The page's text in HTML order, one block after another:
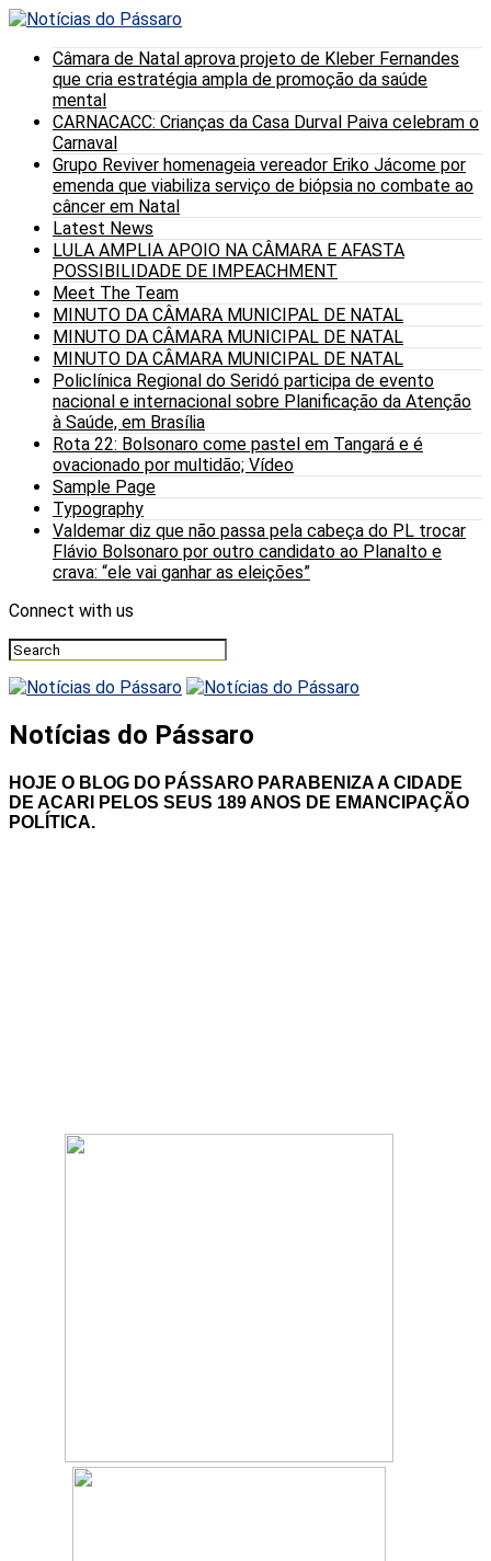
Câmara de Natal aprova projeto de Kleber Fernandes
que cria estratégia ampla de promoção da saúde
mental
CARNACACC: Crianças da Casa Durval Paiva celebram o
Carnaval
Grupo Reviver homenageia vereador Eriko Jácome por
emenda que viabiliza serviço de biópsia no combate ao
câncer em Natal
Latest News
LULA AMPLIA APOIO NA CÂMARA E AFASTA
POSSIBILIDADE DE IMPEACHMENT
Meet The Team
MINUTO DA CÂMARA MUNICIPAL DE NATAL
MINUTO DA CÂMARA MUNICIPAL DE NATAL
MINUTO DA CÂMARA MUNICIPAL DE NATAL
Policlínica Regional do Seridó participa de evento
nacional e internacional sobre Planificação da Atenção
à Saúde, em Brasília
Rota 22: Bolsonaro come pastel em Tangará e é
ovacionado por multidão; Vídeo
Sample Page
Typography
Valdemar diz que não passa pela cabeça do PL trocar
Flávio Bolsonaro por outro candidato ao Planalto e
crava: “ele vai ganhar as eleições”
Connect with us
Notícias do Pássaro
HOJE O BLOG DO PÁSSARO PARABENIZA A CIDADE
DE ACARI PELOS SEUS 189 ANOS DE EMANCIPAÇÃO
POLÍTICA.